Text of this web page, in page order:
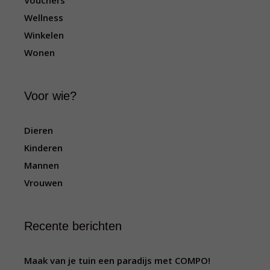
Wellness
Winkelen
Wonen
Voor wie?
Dieren
Kinderen
Mannen
Vrouwen
Recente berichten
Maak van je tuin een paradijs met COMPO!